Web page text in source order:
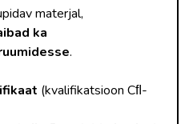
materjal,
ka
.
(kvalifikatsioon Cﬂ-